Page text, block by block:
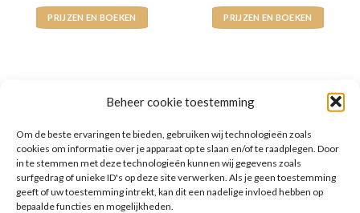
Beheer cookie toestemming
Om de beste ervaringen te bieden, gebruiken wij technologieën zoals
cookies om informatie over je apparaat op te slaan en/of te raadplegen. Door
in te stemmen met deze technologieën kunnen wij gegevens zoals
surfgedrag of unieke ID's op deze site verwerken. Als je geen toestemming
geeft of uw toestemming intrekt, kan dit een nadelige invloed hebben op
bepaalde functies en mogelijkheden.
PRIJZEN EN BOEKEN PRIJZEN EN BOEKEN